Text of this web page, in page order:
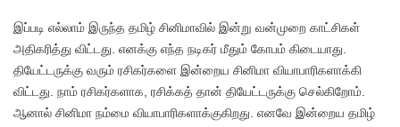
இப்படி எல்லாம் இருந்த தமிழ் சினிமாவில் இன்று வன்முறை காட்சிகள்
அதிகரித்து விட்டது. எனக்கு எந்த நடிகர் மீதும் கோபம் கிடையாது.
தியேட்டருக்கு வரும் ரசிகர்களை இன்றைய சினிமா வியாபாரிகளாக்கி
விட்டது. நாம் ரசிகர்களாக, ரசிக்கத் தான் தியேட்டருக்கு செல்கிறோம்.
ஆனால் சினிமா நம்மை வியாபாரிகளாக்குகிறது. எனவே இன்றைய தமிழ்